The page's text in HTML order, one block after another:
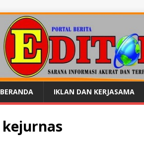
BERANDA IKLAN DAN KERJASAMA
kejurnas